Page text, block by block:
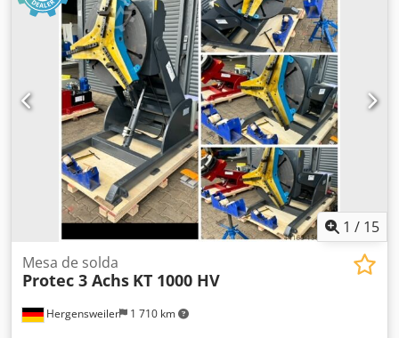
ranhuras em T alternativamente com placa sólida
perfurada aparafusada 2000 x 1000 x 200 mm, espessura
20 mm, padrão de furo 100 mm, diâmetro 28 mm Altura
horizontal mín. 0,65m, máx. Altura inclinada mín. 0,45m,
máx. Velocidade de 0,01 a 1,1 rpm Incline até 135°
Dwsdpjvllhrjfx Actoa Controle remoto manual e de pé
duplo com display de velocidade muito robusto O preço
não inclui acessórios, os acessórios vêm com um custo
adicional muito razoável Sobretaxa de mesa 1900€ (apenas
em conjunto com posicionador)
1 / 15
Hergensweiler 1 710 km
Mesa de solda
Protec 3 Achs KT 1000 HV